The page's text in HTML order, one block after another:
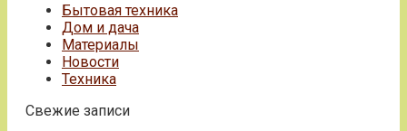
Бытовая техника
Дом и дача
Материалы
Новости
Техника
Свежие записи